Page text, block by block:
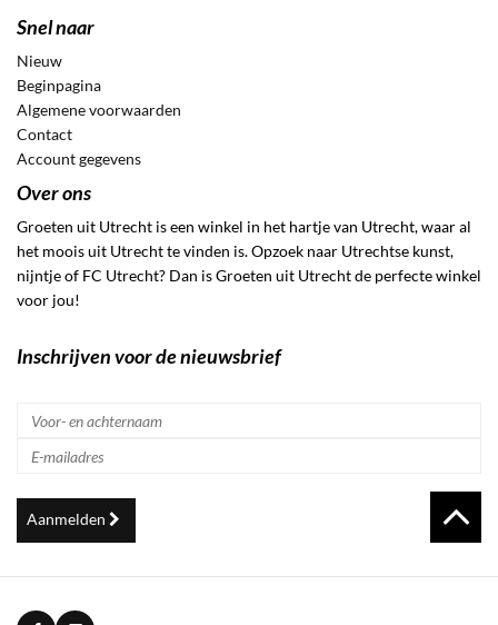
Snel naar
Nieuw
Beginpagina
Algemene voorwaarden
Contact
Account gegevens
Over ons
Groeten uit Utrecht is een winkel in het hartje van Utrecht, waar al
het moois uit Utrecht te vinden is. Opzoek naar Utrechtse kunst,
nijntje of FC Utrecht? Dan is Groeten uit Utrecht de perfecte winkel
voor jou!
Inschrijven voor de nieuwsbrief
Aanmelden